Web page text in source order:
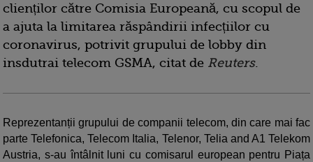
clienților către Comisia Europeană, cu scopul de
a ajuta la limitarea răspândirii infecțiilor cu
coronavirus, potrivit grupului de lobby din
insdutrai telecom GSMA, citat de Reuters.
Reprezentanții grupului de companii telecom, din care mai fac
parte Telefonica, Telecom Italia, Telenor, Telia and A1 Telekom
Austria, s-au întâlnit luni cu comisarul european pentru Piața